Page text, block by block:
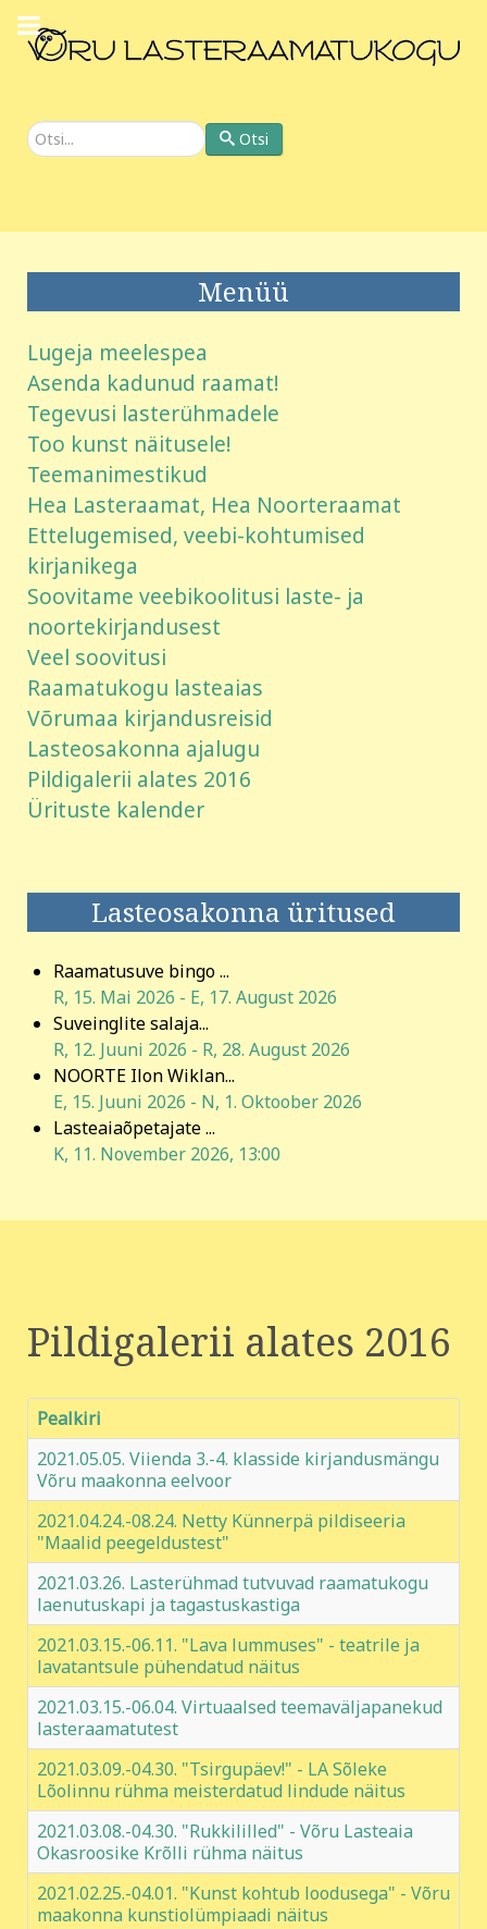
Otsi Otsi
Menüü
Lugeja meelespea
Asenda kadunud raamat!
Tegevusi lasterühmadele
Too kunst näitusele!
Teemanimestikud
Hea Lasteraamat, Hea Noorteraamat
Ettelugemised, veebi-kohtumised
kirjanikega
Soovitame veebikoolitusi laste- ja
noortekirjandusest
Veel soovitusi
Raamatukogu lasteaias
Võrumaa kirjandusreisid
Lasteosakonna ajalugu
Pildigalerii alates 2016
Ürituste kalender
Lasteosakonna üritused
Raamatusuve bingo ...
R, 15. Mai 2026 - E, 17. August 2026
Suveinglite salaja...
R, 12. Juuni 2026 - R, 28. August 2026
NOORTE Ilon Wiklan...
E, 15. Juuni 2026 - N, 1. Oktoober 2026
Lasteaiaõpetajate ...
K, 11. November 2026, 13:00
Pildigalerii alates 2016
Pealkiri
2021.05.05. Viienda 3.-4. klasside kirjandusmängu
Võru maakonna eelvoor
2021.04.24.-08.24. Netty Künnerpä pildiseeria
"Maalid peegeldustest"
2021.03.26. Lasterühmad tutvuvad raamatukogu
laenutuskapi ja tagastuskastiga
2021.03.15.-06.11. "Lava lummuses" - teatrile ja
lavatantsule pühendatud näitus
2021.03.15.-06.04. Virtuaalsed teemaväljapanekud
lasteraamatutest
2021.03.09.-04.30. "Tsirgupäev!" - LA Sõleke
Lõolinnu rühma meisterdatud lindude näitus
2021.03.08.-04.30. "Rukkililled" - Võru Lasteaia
Okasroosike Krõlli rühma näitus
2021.02.25.-04.01. "Kunst kohtub loodusega" - Võru
maakonna kunstiolümpiaadi näitus